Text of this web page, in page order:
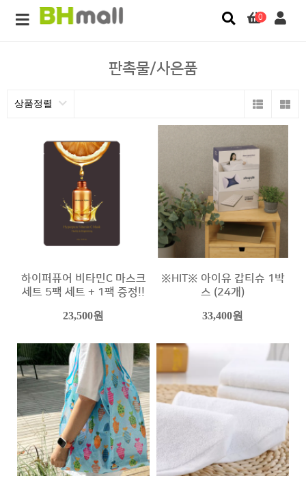
0
판촉물/사은품
상품정렬
하이퍼퓨어 비타민C 마스크
세트 5팩 세트 + 1팩 증정!!
23,500원
※HIT※ 아이유 갑티슈 1박
스 (24개)
33,400원